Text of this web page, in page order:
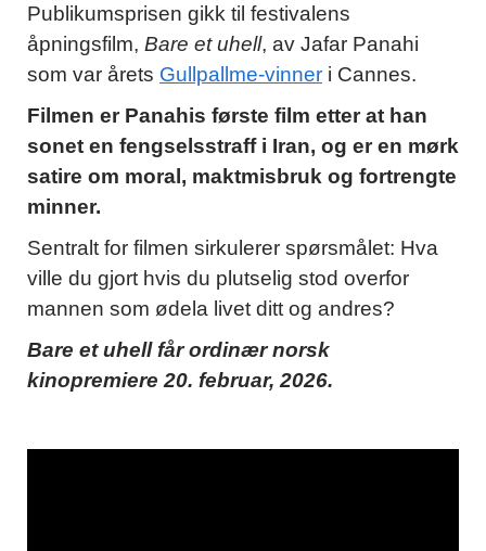
Publikumsprisen gikk til festivalens
åpningsfilm, Bare et uhell, av Jafar Panahi
som var årets Gullpallme-vinner i Cannes.
Filmen er Panahis første film etter at han
sonet en fengselsstraff i Iran, og er en mørk
satire om moral, maktmisbruk og fortrengte
minner.
Sentralt for filmen sirkulerer spørsmålet: Hva
ville du gjort hvis du plutselig stod overfor
mannen som ødela livet ditt og andres?
Bare et uhell får ordinær norsk
kinopremiere 20. februar, 2026.